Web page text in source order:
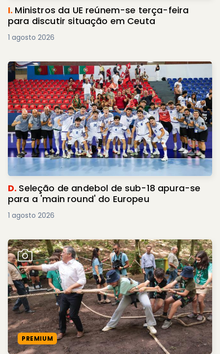
I. Ministros da UE reúnem-se terça-feira
para discutir situação em Ceuta
1 agosto 2026
D. Seleção de andebol de sub-18 apura-se
para a 'main round' do Europeu
1 agosto 2026
PREMIUM